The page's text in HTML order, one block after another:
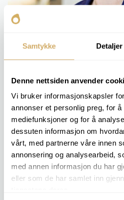
Samtykke Detaljer
Denne nettsiden anvender
Vi bruker informasjonskapsler
annonser et personlig preg, for
mediefunksjoner og for å
dessuten informasjon om
vårt, med partnerne våre innen
annonsering og analysearbeid,
med annen informasjon du har
eller som de har samlet inn
Nora Eldegard